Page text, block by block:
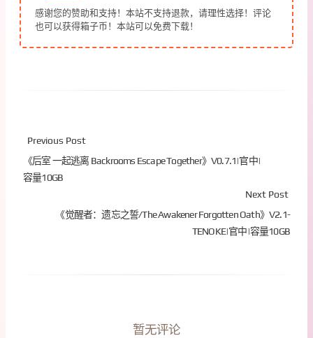
感谢您的赞助和支持！本站不支持退款，请理性选择！评论
也可以获得箱子币！本站可以免费下载！
Previous Post
《后室 一起逃离 Backrooms Escape Together》V0.7.1|官中|
容量10GB
Next Post
《觉醒者：遗忘之誓/The Awakener Forgotten Oath》V2.1-
TENOKE|官中|容量10GB
暂无评论